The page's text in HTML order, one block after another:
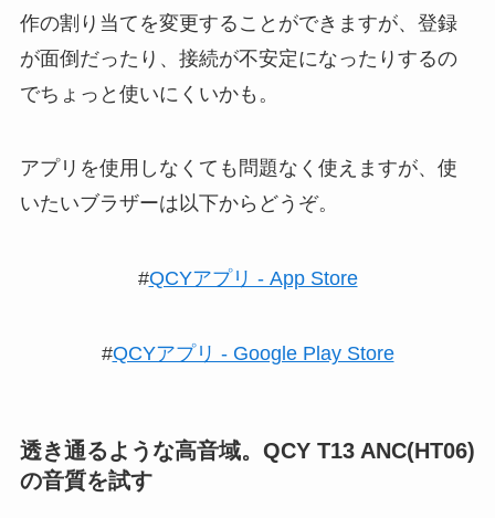
作の割り当てを変更することができますが、登録
が面倒だったり、接続が不安定になったりするの
でちょっと使いにくいかも。
アプリを使用しなくても問題なく使えますが、使
いたいブラザーは以下からどうぞ。
#QCYアプリ - App Store
#QCYアプリ - Google Play Store
透き通るような高音域。QCY T13 ANC(HT06)
の音質を試す